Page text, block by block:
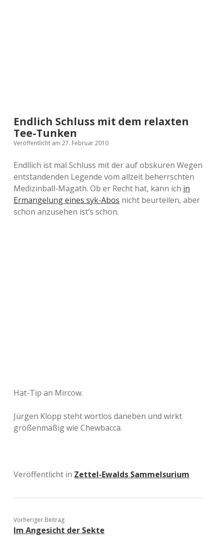
Endlich Schluss mit dem relaxten
Tee-Tunken
Veröffentlicht am 27. Februar 2010
Endllich ist mal Schluss mit der auf obskuren Wegen
entstandenden Legende vom allzeit beherrschten
Medizinball-Magath. Ob er Recht hat, kann ich in
Ermangelung eines syk-Abos nicht beurteilen, aber
schön anzusehen ist’s schon.
Hat-Tip an Mircow.
Jürgen Klopp steht wortlos daneben und wirkt
größenmäßig wie Chewbacca.
Veröffentlicht in Zettel-Ewalds Sammelsurium
Vorheriger Beitrag
Im Angesicht der Sekte